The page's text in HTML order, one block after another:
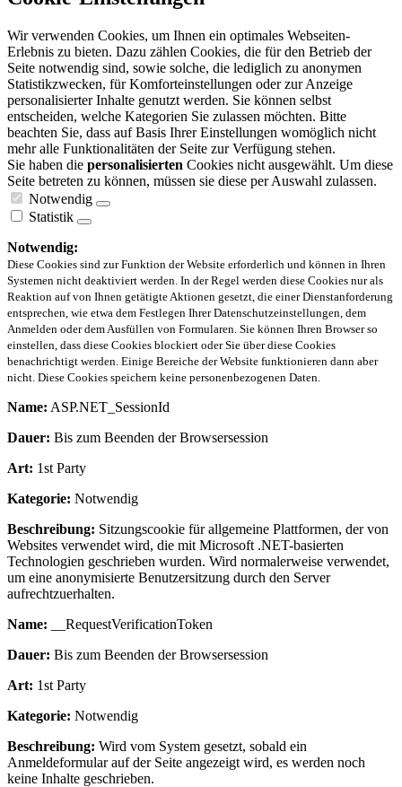
Wir verwenden Cookies, um Ihnen ein optimales Webseiten-
Erlebnis zu bieten. Dazu zählen Cookies, die für den Betrieb der
Seite notwendig sind, sowie solche, die lediglich zu anonymen
Statistikzwecken, für Komforteinstellungen oder zur Anzeige
personalisierter Inhalte genutzt werden. Sie können selbst
entscheiden, welche Kategorien Sie zulassen möchten. Bitte
beachten Sie, dass auf Basis Ihrer Einstellungen womöglich nicht
mehr alle Funktionalitäten der Seite zur Verfügung stehen.
Sie haben die personalisierten Cookies nicht ausgewählt. Um diese
Seite betreten zu können, müssen sie diese per Auswahl zulassen.
Notwendig
Statistik
Notwendig:
Diese Cookies sind zur Funktion der Website erforderlich und können in Ihren
Systemen nicht deaktiviert werden. In der Regel werden diese Cookies nur als
Reaktion auf von Ihnen getätigte Aktionen gesetzt, die einer Dienstanforderung
entsprechen, wie etwa dem Festlegen Ihrer Datenschutzeinstellungen, dem
Anmelden oder dem Ausfüllen von Formularen. Sie können Ihren Browser so
einstellen, dass diese Cookies blockiert oder Sie über diese Cookies
benachrichtigt werden. Einige Bereiche der Website funktionieren dann aber
nicht. Diese Cookies speichern keine personenbezogenen Daten.
Name: ASP.NET_SessionId
Dauer: Bis zum Beenden der Browsersession
Art: 1st Party
Kategorie: Notwendig
Beschreibung: Sitzungscookie für allgemeine Plattformen, der von
Websites verwendet wird, die mit Microsoft .NET-basierten
Technologien geschrieben wurden. Wird normalerweise verwendet,
um eine anonymisierte Benutzersitzung durch den Server
aufrechtzuerhalten.
Name: __RequestVerificationToken
Dauer: Bis zum Beenden der Browsersession
Art: 1st Party
Kategorie: Notwendig
Beschreibung: Wird vom System gesetzt, sobald ein
Anmeldeformular auf der Seite angezeigt wird, es werden noch
keine Inhalte geschrieben.